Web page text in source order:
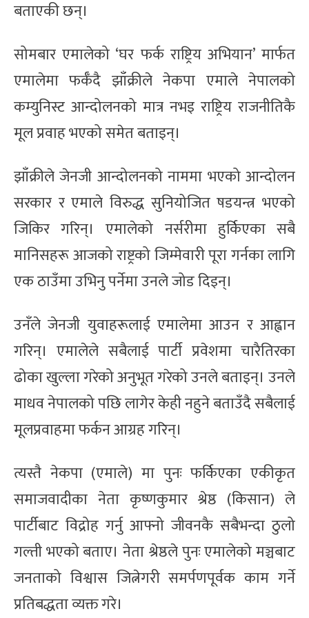
बताएकी छन्।
सोमबार एमालेको ‘घर फर्क राष्ट्रिय अभियान’ मार्फत
एमालेमा फर्कँदै झाँक्रीले नेकपा एमाले नेपालको
कम्युनिस्ट आन्दोलनको मात्र नभइ राष्ट्रिय राजनीतिकै
मूल प्रवाह भएको समेत बताइन्।
झाँक्रीले जेनजी आन्दोलनको नाममा भएको आन्दोलन
सरकार र एमाले विरुद्ध सुनियोजित षडयन्त्र भएको
जिकिर गरिन्। एमालेको नर्सरीमा हुर्किएका सबै
मानिसहरू आजको राष्ट्रको जिम्मेवारी पूरा गर्नका लागि
एक ठाउँमा उभिनु पर्नेमा उनले जोड दिइन्।
उनँले जेनजी युवाहरूलाई एमालेमा आउन र आह्वान
गरिन्। एमालेले सबैलाई पार्टी प्रवेशमा चारैतिरका
ढोका खुल्ला गरेको अनुभूत गरेको उनले बताइन्। उनले
माधव नेपालको पछि लागेर केही नहुने बताउँदै सबैलाई
मूलप्रवाहमा फर्कन आग्रह गरिन्।
त्यस्तै नेकपा (एमाले) मा पुनः फर्किएका एकीकृत
समाजवादीका नेता कृष्णकुमार श्रेष्ठ (किसान) ले
पार्टीबाट विद्रोह गर्नु आफ्नो जीवनकै सबैभन्दा ठुलो
गल्ती भएको बताए। नेता श्रेष्ठले पुनः एमालेको मञ्चबाट
जनताको विश्वास जित्नेगरी समर्पणपूर्वक काम गर्ने
प्रतिबद्धता व्यक्त गरे।